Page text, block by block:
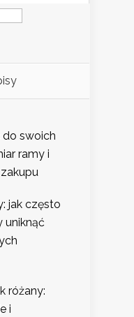
do swoich
ramy i
jak często
uniknąć
różany:
i